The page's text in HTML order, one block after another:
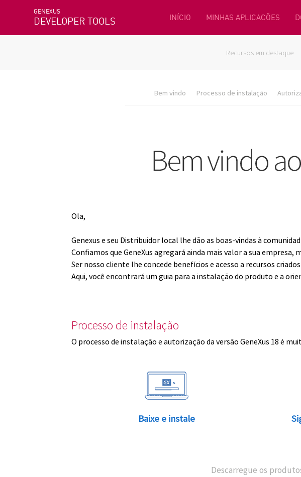
GENEXUS
DEVELOPER TOOLS INÍCIO MINHAS APLICACÕES
Recursos em destaque
Bem vindo Processo de instalação
Ola,
Genexus e seu Distribuidor local lhe dão as boas-vindas à
Confiamos que GeneXus agregará ainda mais valor a sua
Ser nosso cliente lhe concede benefícios e acesso a recursos
Aqui, você encontrará um guia para a instalação do produto e a
Processo de instalação
O processo de instalação e autorização da versão GeneXus 18 é
Baixe e instale
Descarregue os